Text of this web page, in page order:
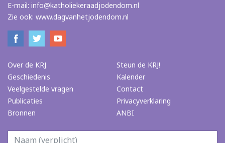
E-mail: info@katholiekeraadjodendom.nl
Zie ook: www.dagvanhetjodendom.nl
Over de KRJ
Geschiedenis
Veelgestelde vragen
Publicaties
Bronnen
Steun de KRJ!
Kalender
Contact
Privacyverklaring
ANBI